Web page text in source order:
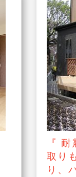
『
取り
り、